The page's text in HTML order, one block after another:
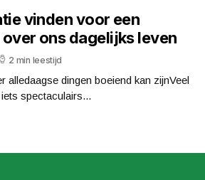
vinden voor een
ons dagelijks leven
2 min leestijd
alledaagse dingen boeiend kan zijnVeel
spectaculairs...